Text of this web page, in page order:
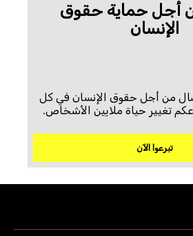
أجل حماية حقوق
الإنسان
من أجل حقوق الإنسان في كل
تغيير حياة ملايين الأشخاص.
تبرعوا الآن